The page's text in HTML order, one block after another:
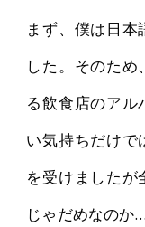
まず、僕は日本
した。そのた
る飲食店のアル
い気持ちだけで
を受けました
じゃだめなのか